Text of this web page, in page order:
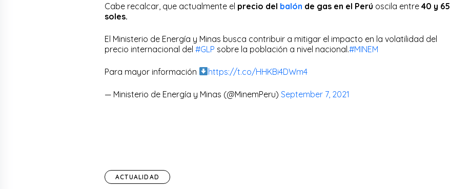
Cabe recalcar, que actualmente el precio del balón de gas en el Perú oscila entre 40 y 65
soles.
El Ministerio de Energía y Minas busca contribuir a mitigar el impacto en la volatilidad del
precio internacional del #GLP sobre la población a nivel nacional.#MINEM
Para mayor información https://t.co/HHKBi4DWm4
— Ministerio de Energía y Minas (@MinemPeru) September 7, 2021
ACTUALIDAD